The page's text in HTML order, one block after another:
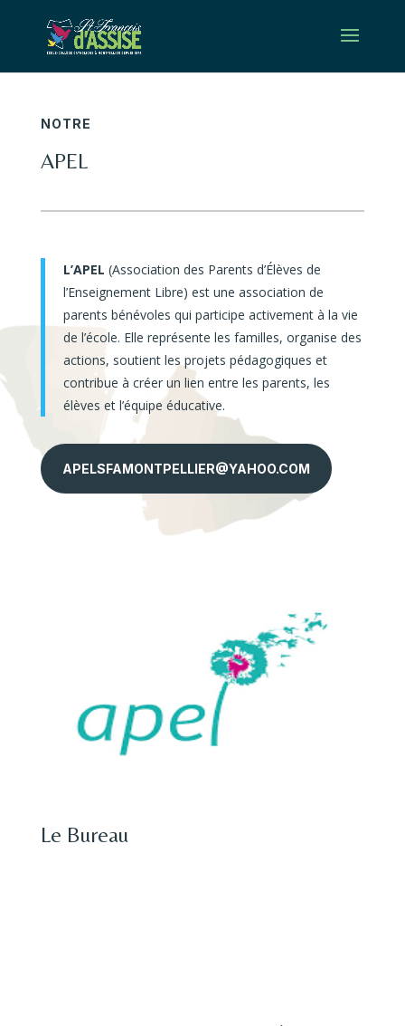
NOTRE
APEL
L’APEL (Association des Parents d’Élèves de
l’Enseignement Libre) est une association de
parents bénévoles qui participe activement à la vie
de l’école. Elle représente les familles, organise des
actions, soutient les projets pédagogiques et
contribue à créer un lien entre les parents, les
élèves et l’équipe éducative.
APELSFAMONTPELLIER@YAHOO.COM
Le Bureau